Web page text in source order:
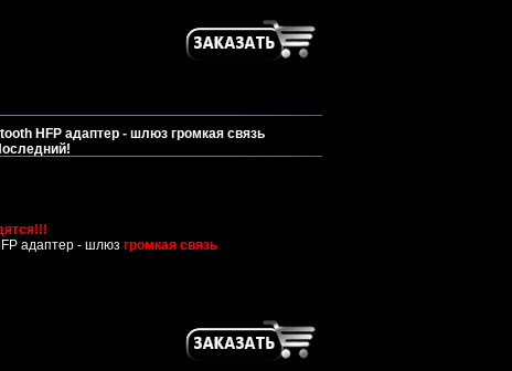
HFP адаптер - шлюз громкая связь
адаптер - шлюз громкая связь